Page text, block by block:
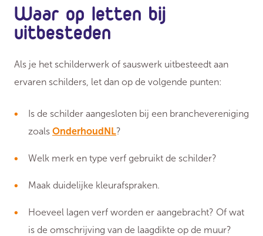
Waar op letten bij
uitbesteden
Als je het schilderwerk of sauswerk uitbesteedt aan
ervaren schilders, let dan op de volgende punten:
Is de schilder aangesloten bij een branchevereniging
zoals OnderhoudNL?
Welk merk en type verf gebruikt de schilder?
Maak duidelijke kleurafspraken.
Hoeveel lagen verf worden er aangebracht? Of wat
is de omschrijving van de laagdikte op de muur?